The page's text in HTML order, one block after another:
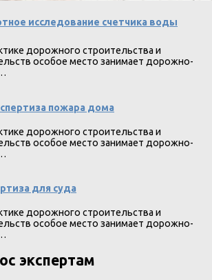
исследование счетчика воды
дорожного строительства и
особое место занимает дорожно-
пожара дома
дорожного строительства и
особое место занимает дорожно-
для суда
дорожного строительства и
особое место занимает дорожно-
экспертам